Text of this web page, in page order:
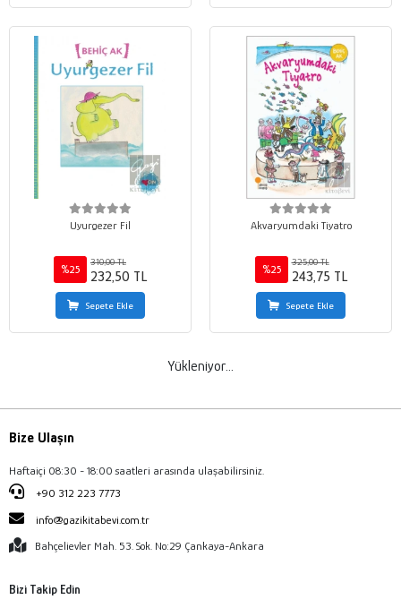
Uyurgezer Fil
%25
310,00 TL
232,50 TL
Sepete Ekle
Akvaryumdaki Tiyatro
%25
325,00 TL
243,75 TL
Sepete Ekle
Yükleniyor...
Bize Ulaşın
Haftaiçi 08:30 - 18:00 saatleri arasında ulaşabilirsiniz.
+90 312 223 7773
info@gazikitabevi.com.tr
Bahçelievler Mah. 53. Sok. No:29 Çankaya-Ankara
Bizi Takip Edin